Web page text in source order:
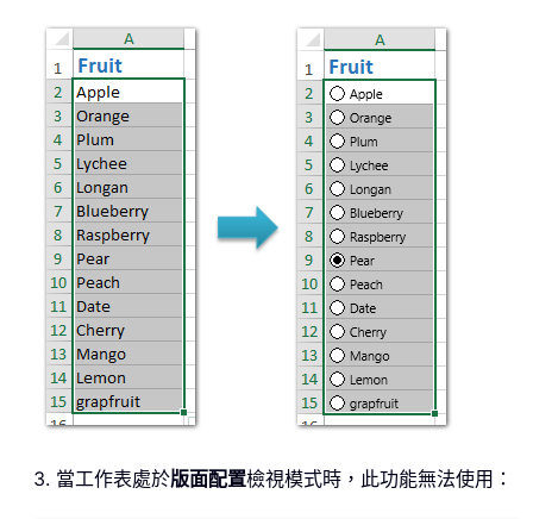
3. 當工作表處於版面配置檢視模式時，此功能無法使用：